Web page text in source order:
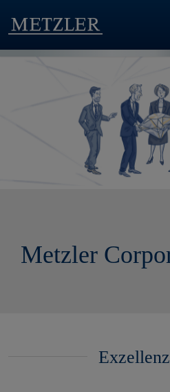
Metzler